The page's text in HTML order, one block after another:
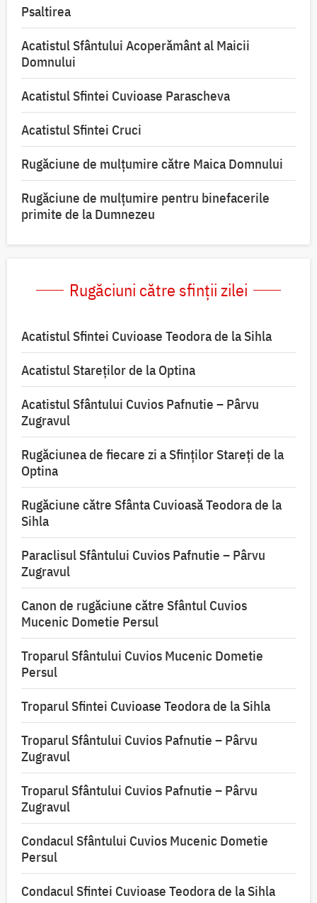
Psaltirea
Acatistul Sfântului Acoperământ al Maicii
Domnului
Acatistul Sfintei Cuvioase Parascheva
Acatistul Sfintei Cruci
Rugăciune de mulţumire către Maica Domnului
Rugăciune de mulțumire pentru binefacerile
primite de la Dumnezeu
Rugăciuni către sfinții zilei
Acatistul Sfintei Cuvioase Teodora de la Sihla
Acatistul Stareţilor de la Optina
Acatistul Sfântului Cuvios Pafnutie – Pârvu
Zugravul
Rugăciunea de fiecare zi a Sfinților Stareți de la
Optina
Rugăciune către Sfânta Cuvioasă Teodora de la
Sihla
Paraclisul Sfântului Cuvios Pafnutie – Pârvu
Zugravul
Canon de rugăciune către Sfântul Cuvios
Mucenic Dometie Persul
Troparul Sfântului Cuvios Mucenic Dometie
Persul
Troparul Sfintei Cuvioase Teodora de la Sihla
Troparul Sfântului Cuvios Pafnutie – Pârvu
Zugravul
Troparul Sfântului Cuvios Pafnutie – Pârvu
Zugravul
Condacul Sfântului Cuvios Mucenic Dometie
Persul
Condacul Sfintei Cuvioase Teodora de la Sihla